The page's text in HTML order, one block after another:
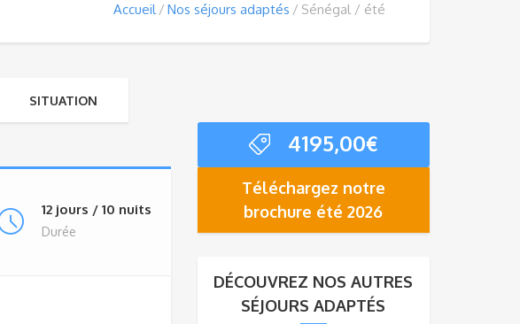
Accueil Nos séjours adaptés Sénégal / été
SITUATION
12 jours / 10 nuits
Durée
4195,00€
Téléchargez notre
brochure été 2026
DÉCOUVREZ NOS AUTRES
SÉJOURS ADAPTÉS